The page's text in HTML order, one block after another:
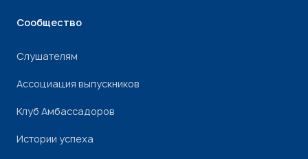
Сообщество
Слушателям
Ассоциация выпускников
Клуб Амбассадоров
Истории успеха